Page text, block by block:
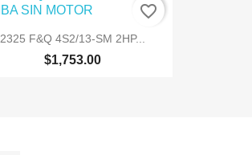
2325 F&Q 4S2/13-SM 2HP...
$1,753.00
favorite_border